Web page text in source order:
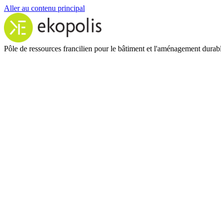
Aller au contenu principal
Pôle de ressources francilien pour le bâtiment et l'aménagement